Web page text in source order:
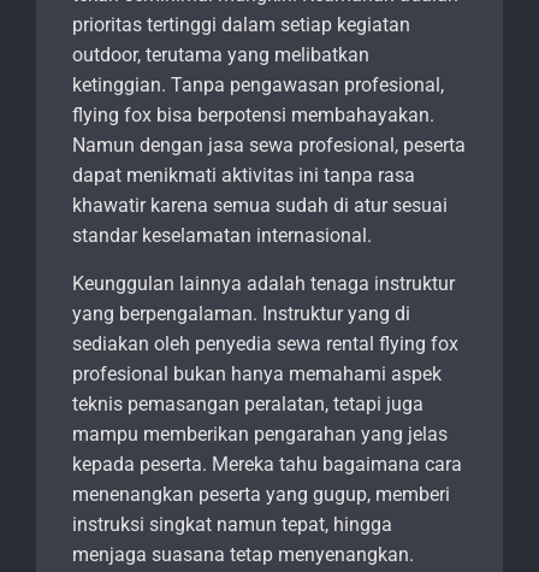
prioritas tertinggi dalam setiap kegiatan
outdoor, terutama yang melibatkan
ketinggian. Tanpa pengawasan profesional,
flying fox bisa berpotensi membahayakan.
Namun dengan jasa sewa profesional, peserta
dapat menikmati aktivitas ini tanpa rasa
khawatir karena semua sudah di atur sesuai
standar keselamatan internasional.
Keunggulan lainnya adalah tenaga instruktur
yang berpengalaman. Instruktur yang di
sediakan oleh penyedia sewa rental flying fox
profesional bukan hanya memahami aspek
teknis pemasangan peralatan, tetapi juga
mampu memberikan pengarahan yang jelas
kepada peserta. Mereka tahu bagaimana cara
menenangkan peserta yang gugup, memberi
instruksi singkat namun tepat, hingga
menjaga suasana tetap menyenangkan.